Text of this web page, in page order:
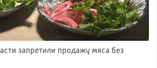
запретили продажу мяса без